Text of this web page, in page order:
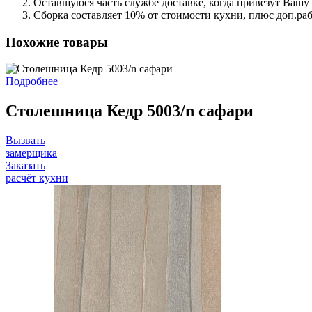
Сборка составляет 10% от стоимости кухни, плюс
Похожие товары
Подробнее
Столешница Кедр 5003/n сафари
Вызвать
замерщика
Заказать
расчёт кухни